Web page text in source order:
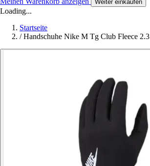
Weiter einkaufen
Loading...
Startseite
/ Handschuhe Nike M Tg Club Fleece 2.3